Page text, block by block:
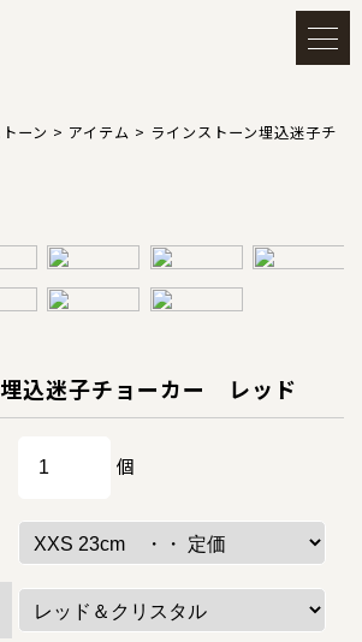
解除 アカウント
買い物かごを見る
ド
ーン > アイテム > ラインストーン埋込迷子チ
込迷子チョーカー レッド
個